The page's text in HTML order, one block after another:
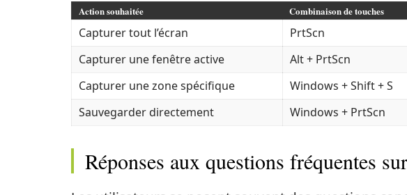
Action souhaitée Combinaison de touches
Capturer tout l’écran PrtScn
Capturer une fenêtre active
Alt + PrtScn
Capturer une zone spécifique
Windows + Shift + S
Sauvegarder directement
Windows + PrtScn
Réponses aux questions fréquentes